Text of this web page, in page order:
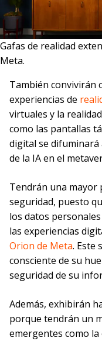
Gafas de realidad
Meta.
También convivirán
experiencias de
virtuales y la
como las pantallas
digital se difuminará
de la IA en el
Tendrán una mayor
seguridad, puesto
los datos
las experiencias
Orion de Meta. Este
consciente de su
seguridad de su
Además, exhibirán
porque tendrán un
emergentes como